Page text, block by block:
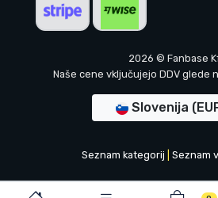
2026 © Fanbase
Naše cene vključujejo DDV glede
Slovenija
Seznam kategorij Seznam